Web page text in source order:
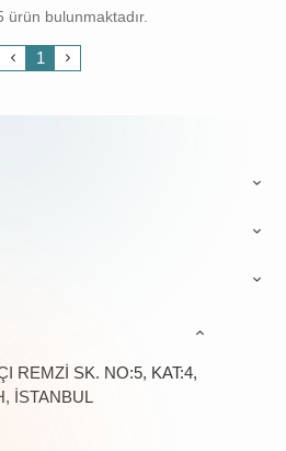
ürün bulunmaktadır.
1
REMZİ SK. NO:5, KAT:4,
İSTANBUL